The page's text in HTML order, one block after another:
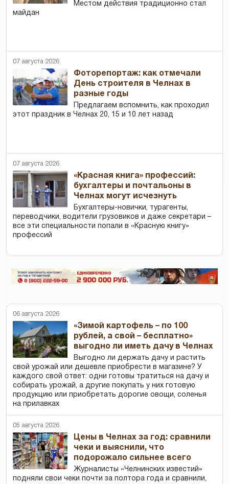
Местом действия традиционно стал
майдан
07 августа 2026
Фоторепортаж: как отмечали
День строителя в Челнах в
разные годы
Предлагаем вспомнить, как проходил
этот праздник в Челнах 20, 15 и 10 лет назад
07 августа 2026
«Красная книга» профессий:
бухгалтеры и почтальоны в
Челнах могут исчезнуть
Бухгалтеры-новички, тур­агенты,
переводчики, водители грузовиков и даже секретари –
все эти специальности попали в «Красную книгу»
профессий
06 августа 2026
«Зимой картофель – по 100
рублей, а свой – бесплатно»
выгодно ли иметь дачу в Челнах
Выгодно ли держать дачу и растить
свой урожай или дешевле приобрести в магазине? У
каждого свой ответ: одни готовы тратиться на дачу и
собирать урожай, а другие покупать у них готовую
продукцию или приобретать дорогие овощи, соленья
на прилавках
05 августа 2026
Цены в Челнах за год: сравнили
чеки и выяснили, что
подорожало сильнее всего
Журналисты «Челнинских известий»
подняли свои чеки почти за полтора года и сравнили,